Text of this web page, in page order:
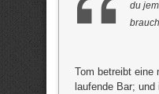
du
Tom betreibt eine
laufende Bar;